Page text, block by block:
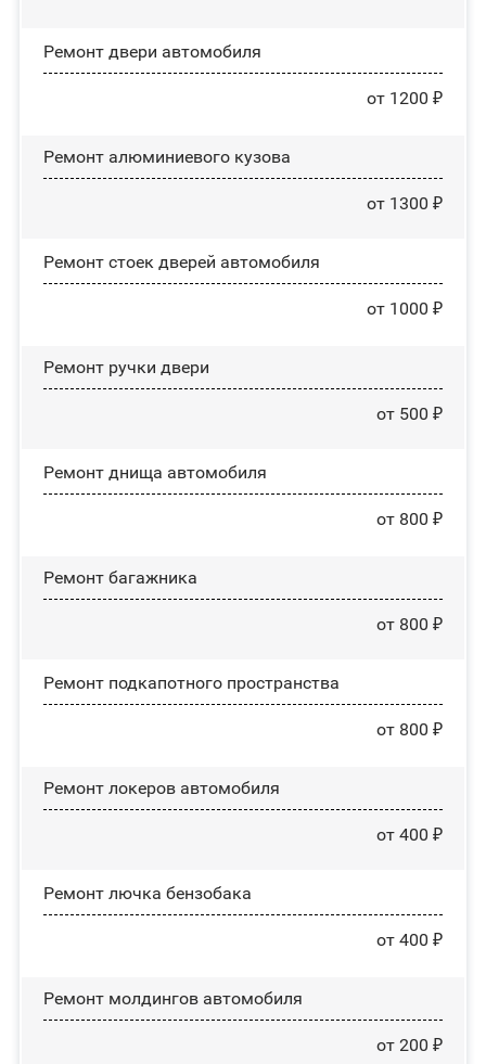
Ремонт двери автомобиля
от 1200 ₽
Ремонт алюминиевого кузова
от 1300 ₽
Ремонт стоек дверей автомобиля
от 1000 ₽
Ремонт ручки двери
от 500 ₽
Ремонт днища автомобиля
от 800 ₽
Ремонт багажника
от 800 ₽
Ремонт подкапотного пространства
от 800 ₽
Ремонт лoĸepoв автомобиля
от 400 ₽
Ремонт лючка бензобака
от 400 ₽
Ремонт молдингов автомобиля
от 200 ₽